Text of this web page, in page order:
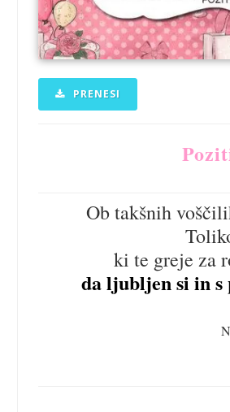
PRENESI
Ob takšnih
ki te greje za
da ljubljen si in